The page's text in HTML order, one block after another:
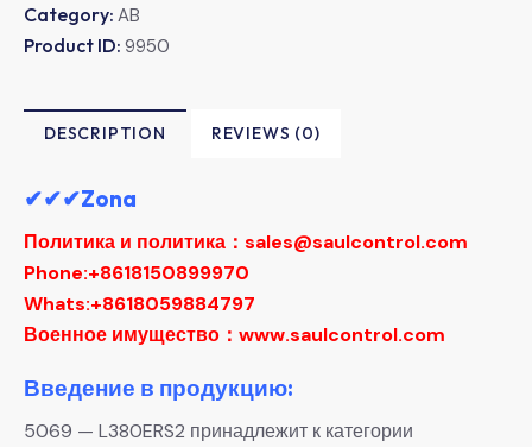
Category: AB
Product ID: 9950
DESCRIPTION REVIEWS (0)
✔✔✔Zona
Политика и политика：sales@saulcontrol.com
Phone:+8618150899970
Whats:+8618059884797
Военное имущество：www.saulcontrol.com
Введение в продукцию:
5069 — L380ERS2 принадлежит к категории